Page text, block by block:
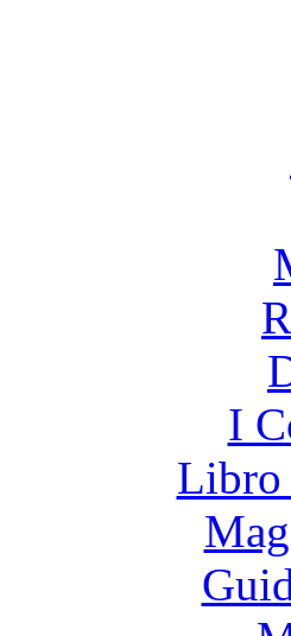
I
Libro